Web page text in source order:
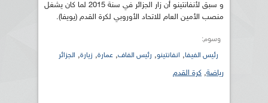
و سبق لأنفانتينو أن زار الجزائر في سنة 2015 لما كان يشغل
منصب الأمين العام للاتحاد الأوروبي لكرة القدم (يويفا).
وسوم:
رئيس الفيفا, انفانتينو, رئيس الفاف, عمارة, زيارة, الجزائر
رياضة, كرة القدم